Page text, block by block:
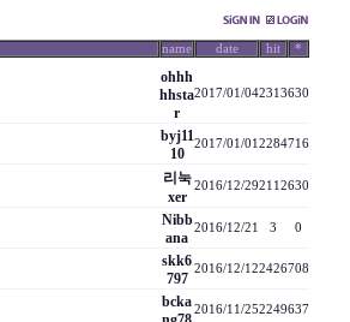
name date hit *
ohhh
hhsta
r
2017/01/042313630
byj11
10
2017/01/01 2284716
리눅
xer
2016/12/292112630
Nibb
ana
2016/12/21 3 0
skk6
797
2016/12/122426708
bcka2016/11/252249637